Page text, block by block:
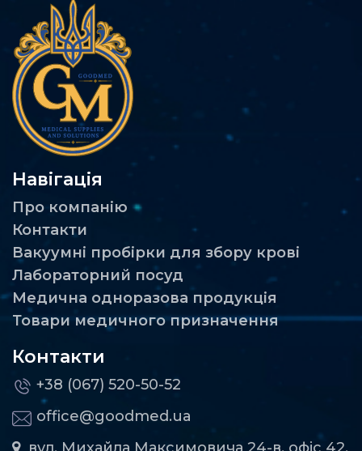
Навігація
Про компанію
Контакти
Вакуумні пробірки для збору крові
Лабораторний посуд
Медична одноразова продукція
Товари медичного призначення
Контакти
+38 (067) 520-50-52
office@goodmed.ua